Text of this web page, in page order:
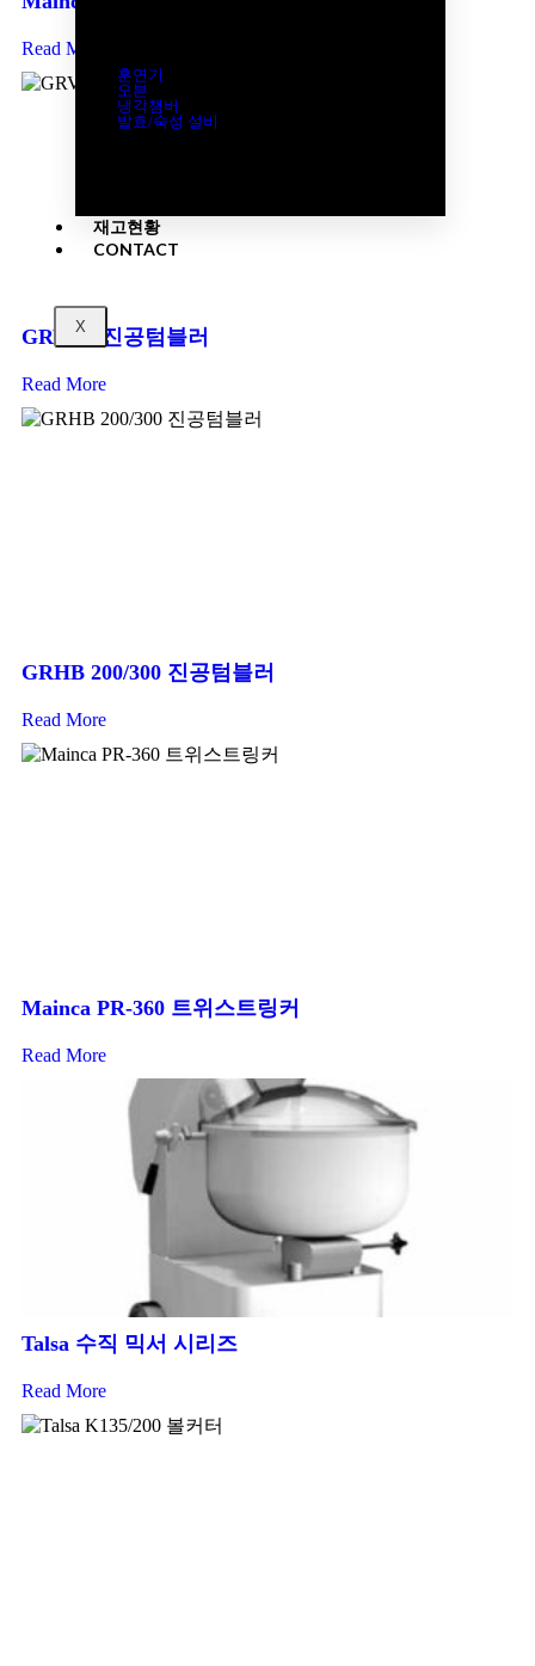
훈연기
오븐
냉각챔버
발효/숙성 설비
재고현황
CONTACT
X
Read More
GRV-30 진공텀블러
Read More
GRHB 200/300 진공텀블러
Read More
Mainca PR-360 트위스트링커
Read More
Talsa 수직 믹서 시리즈
Read More